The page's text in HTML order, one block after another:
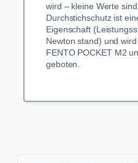
wird – kleine Werte
Durchstichschutz ist
Eigenschaft
Newton stand) und
FENTO POCKET M2
geboten.